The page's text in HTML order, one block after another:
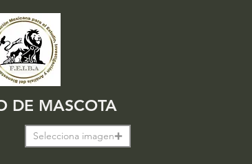
DE MASCOTA
Selecciona imagen